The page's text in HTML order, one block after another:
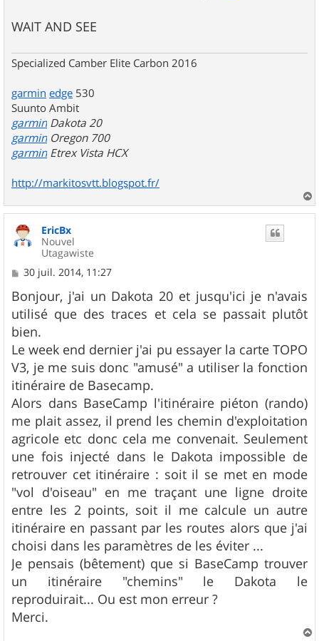
WAIT AND SEE
Specialized Camber Elite Carbon 2016
garmin edge 530
Suunto Ambit
garmin Dakota 20
garmin Oregon 700
garmin Etrex Vista HCX
http://markitosvtt.blogspot.fr/
a
EricBx
Nouvel
Utagawiste
M
s
s
a
g
e
30 juil. 2014, 11:27
Bonjour, j'ai un Dakota 20 et jusqu'ici je n'avais
utilisé que des traces et cela se passait plutôt
bien.
Le week end dernier j'ai pu essayer la carte TOPO
V3, je me suis donc "amusé" a utiliser la fonction
itinéraire de Basecamp.
Alors dans BaseCamp l'itinéraire piéton (rando)
me plait assez, il prend les chemin d'exploitation
agricole etc donc cela me convenait. Seulement
une fois injecté dans le Dakota impossible de
retrouver cet itinéraire : soit il se met en mode
"vol d'oiseau" en me traçant une ligne droite
entre les 2 points, soit il me calcule un autre
itinéraire en passant par les routes alors que j'ai
choisi dans les paramètres de les éviter ...
Je pensais (bêtement) que si BaseCamp trouver
un itinéraire "chemins" le Dakota le
reproduirait... Ou est mon erreur ?
Merci.